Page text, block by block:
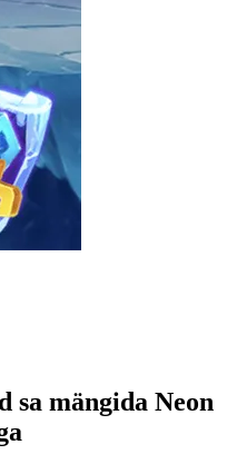
sa mängida Neon